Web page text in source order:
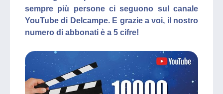
sempre più persone ci seguono sul canale
YouTube di Delcampe. E grazie a voi, il nostro
numero di abbonati è a 5 cifre!